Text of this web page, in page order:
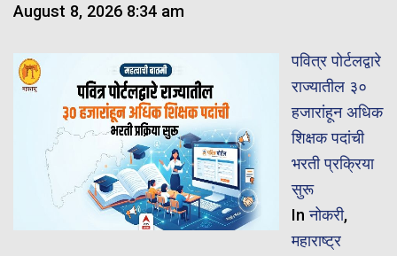
August 8, 2026 8:34 am
पवित्र पोर्टलद्वारे
राज्यातील ३०
हजारांहून अधिक
शिक्षक पदांची
भरती प्रक्रिया
सुरू
Inनोकरी,
महाराष्ट्र